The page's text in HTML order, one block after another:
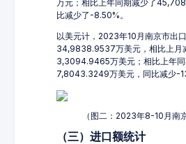
万元；相比上年同期减少了
比减少了-8.50%。
以美元计，2023年10月南京市出
34,9838.9537万美元，相比上月
3,3094.9465万美元；相比上年同
7,8043.3249万美元，同比减少-
（图二：2023年8-10月南
（三）进口额统计